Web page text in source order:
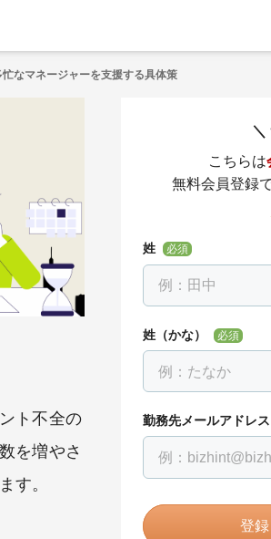
なマネージャーを支援する具体策
ト不全の
を増やさ
す。
こちらは
無料会員登録
姓 必須
姓（かな） 必須
勤務先メールアドレス
登